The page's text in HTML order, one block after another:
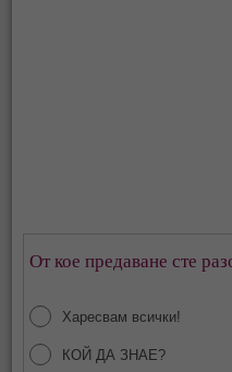
От кое предаване сте
Харесвам всички!
КОЙ ДА ЗНАЕ?